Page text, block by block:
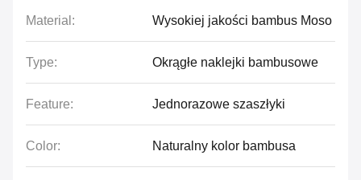
Material: Wysokiej jakości bambus Moso
Type: Okrągłe naklejki bambusowe
Feature: Jednorazowe szaszłyki
Color: Naturalny kolor bambusa